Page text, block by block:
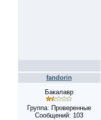
fandorin
Бакалавр
Группа: Проверенные
Сообщений: 103